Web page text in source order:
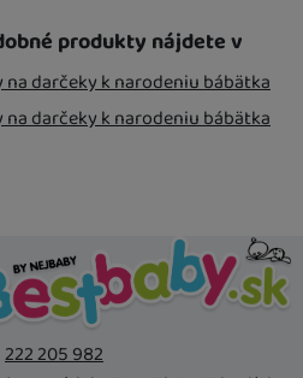
produkty nájdete v
na darčeky k narodeniu bábätka
na darčeky k narodeniu bábätka
222 205 982